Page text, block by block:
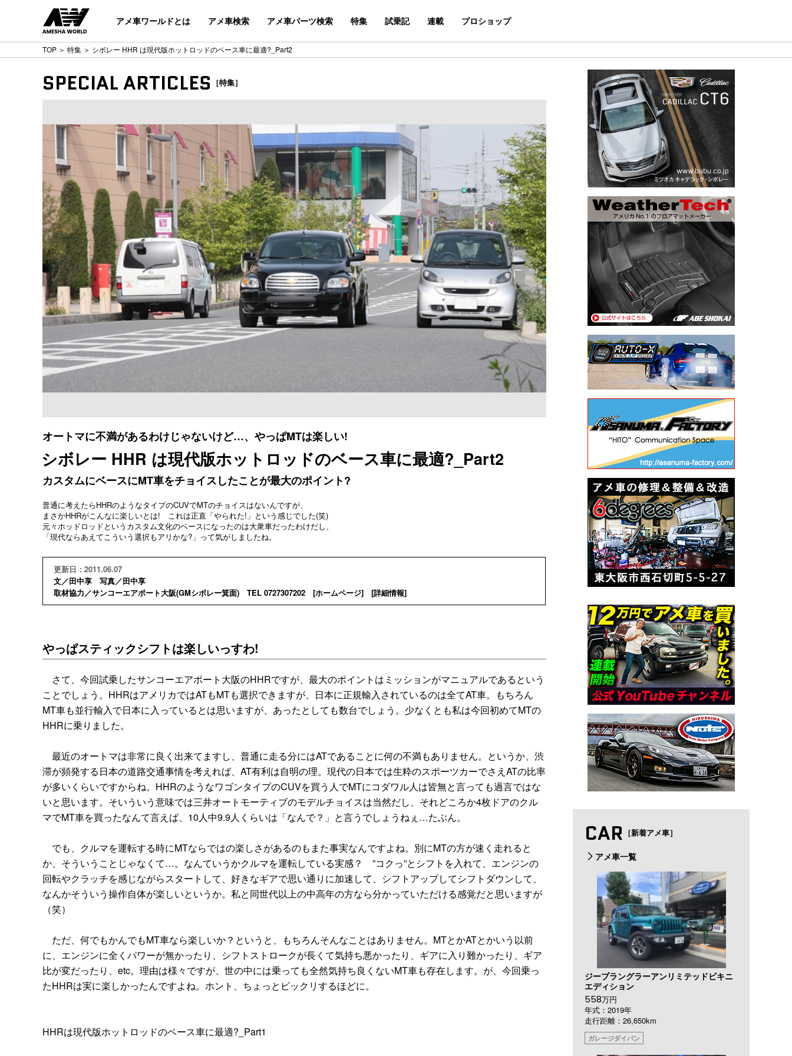
アメ車ワールドとは アメ車検索 アメ車パーツ検索 特集 試乗記 連載 プロショップ
TOP ＞ 特集 ＞ シボレー HHR は現代版ホットロッドのベース車に最適?_Part2
SPECIAL ARTICLES ［特集］
オートマに不満があるわけじゃないけど…、やっぱMTは楽しい!
シボレー HHR は現代版ホットロッドのベース車に最適?_Part2
カスタムにベースにMT車をチョイスしたことが最大のポイント?
普通に考えたらHHRのようなタイプのCUVでMTのチョイスはないんですが、
まさかHHRがこんなに楽しいとは! これは正直「やられた!」という感じでした(笑)
元々ホッドロッドというカスタム文化のベースになったのは大衆車だったわけだし、
「現代ならあえてこういう選択もアリかな?」って気がしましたね。
更新日：2011.06.07
文／田中享 写真／田中享
取材協力／サンコーエアポート大阪(GMシボレー箕面) TEL 0727307202 [ホームページ] [詳細情報]
やっぱスティックシフトは楽しいっすわ!
さて、今回試乗したサンコーエアポート大阪のHHRですが、最大のポイントはミッションがマニュアルであるという
ことでしょう。HHRはアメリカではATもMTも選択できますが、日本に正規輸入されているのは全てAT車。もちろん
MT車も並行輸入で日本に入っているとは思いますが、あったとしても数台でしょう。少なくとも私は今回初めてMTの
HHRに乗りました。
最近のオートマは非常に良く出来てますし、普通に走る分にはATであることに何の不満もありません。というか、渋
滞が頻発する日本の道路交通事情を考えれば、AT有利は自明の理。現代の日本では生粋のスポーツカーでさえATの比率
が多いくらいですからね。HHRのようなワゴンタイプのCUVを買う人でMTにコダワル人は皆無と言っても過言ではな
いと思います。そいういう意味では三井オートモーティブのモデルチョイスは当然だし、それどころか4枚ドアのクル
マでMT車を買ったなんて言えば、10人中9.9人くらいは「なんで？」と言うでしょうねぇ…たぶん。
でも、クルマを運転する時にMTならではの楽しさがあるのもまた事実なんですよね。別にMTの方が速く走れると
か、そういうことじゃなくて…。なんていうかクルマを運転している実感？ ”コクっ”とシフトを入れて、エンジンの
回転やクラッチを感じながらスタートして、好きなギアで思い通りに加速して、シフトアップしてシフトダウンして、
なんかそういう操作自体が楽しいというか。私と同世代以上の中高年の方なら分かっていただける感覚だと思いますが
（笑）
ただ、何でもかんでもMT車なら楽しいか？というと、もちろんそんなことはありません。MTとかATとかいう以前
に、エンジンに全くパワーが無かったり、シフトストロークが長くて気持ち悪かったり、ギアに入り難かったり、ギア
比が変だったり、etc。理由は様々ですが、世の中には乗っても全然気持ち良くないMT車も存在します。が、今回乗っ
たHHRは実に楽しかったんですよね。ホント、ちょっとビックリするほどに。
HHRは現代版ホットロッドのベース車に最適?_Part1
CAR ［新着アメ車］
アメ車一覧
ジープラングラーアンリミテッドビキニ
エディション
558万円
年式：2019年
走行距離：26,650km
ガレージダイバン